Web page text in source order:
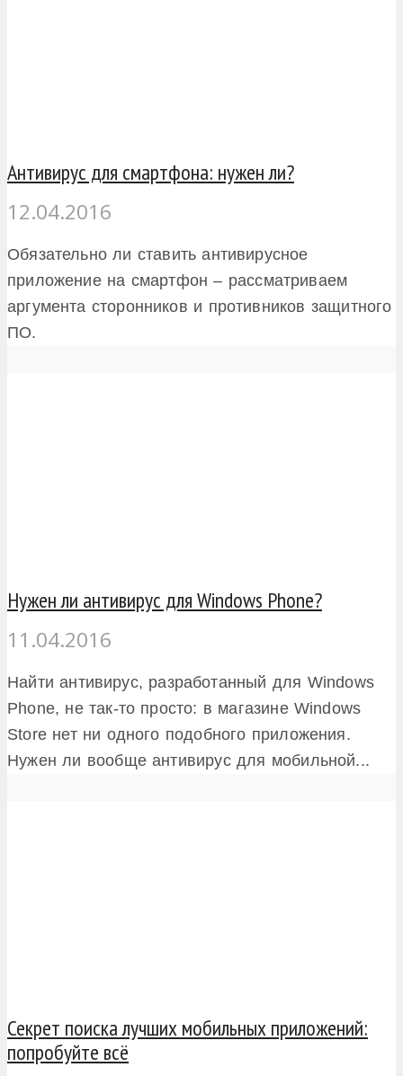
Антивирус для смартфона: нужен ли?
12.04.2016
Обязательно ли ставить антивирусное
приложение на смартфон – рассматриваем
аргумента сторонников и противников защитного
ПО.
Нужен ли антивирус для Windows Phone?
11.04.2016
Найти антивирус, разработанный для Windows
Phone, не так-то просто: в магазине Windows
Store нет ни одного подобного приложения.
Нужен ли вообще антивирус для мобильной...
Секрет поиска лучших мобильных приложений:
попробуйте всё